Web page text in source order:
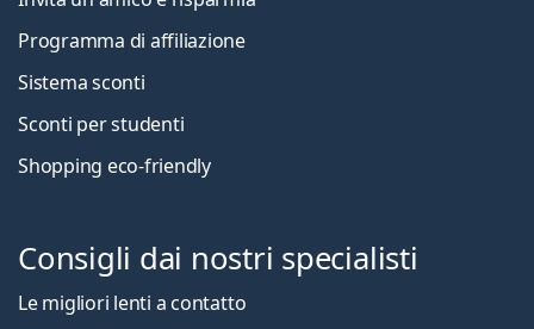
Programma di affiliazione
Sistema sconti
Sconti per studenti
Shopping eco-friendly
Consigli dai nostri specialisti
Le migliori lenti a contatto